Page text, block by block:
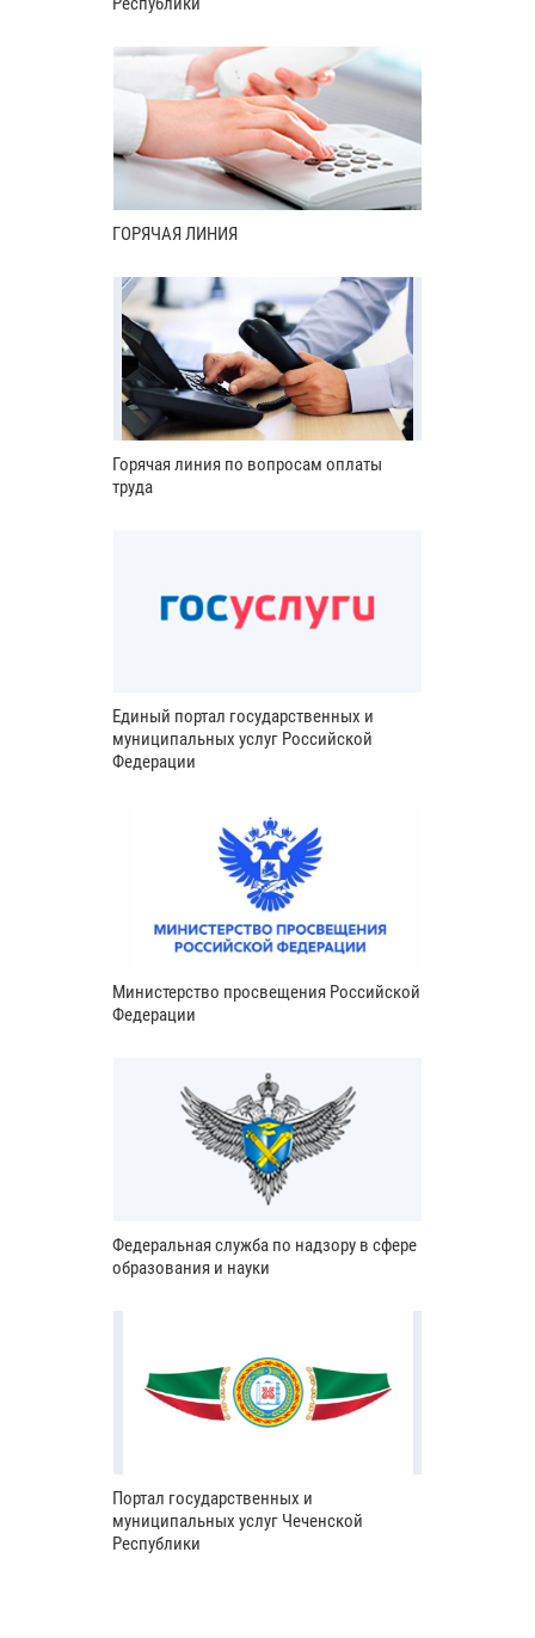
ГОРЯЧАЯ ЛИНИЯ
Горячая линия по вопросам оплаты
труда
Единый портал государственных и
муниципальных услуг Российской
Федерации
Министерство просвещения Российской
Федерации
Федеральная служба по надзору в сфере
образования и науки
Портал государственных и
муниципальных услуг Чеченской
Республики